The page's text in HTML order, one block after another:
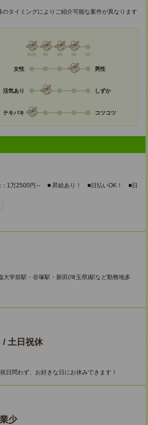
タイミングによりご紹介可能な案件が異なります
20代 30 40 50 60
女性 男性
活気あり しずか
テキパキ コツコツ
：1万2500円～ ■ 昇給あり！ ■日払いOK！ ■日
大学前駅・谷塚駅・新田(埼玉県)駅など勤務地多
/ 土日祝休
日問わず、お好きな日にお休みできます！
少